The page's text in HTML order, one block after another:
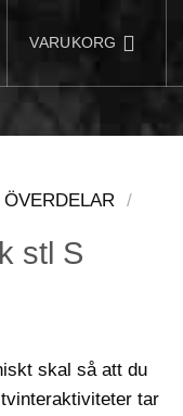
VARUKORG
ÖVERDELAR /
stl S
skal så att du
tar